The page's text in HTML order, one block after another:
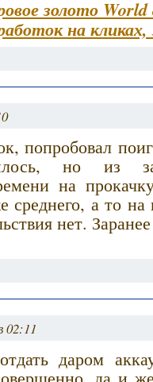
золото
на кликах,
попробовал
но из за
на
среднего, а то на
нет.
02:11
даром
да и